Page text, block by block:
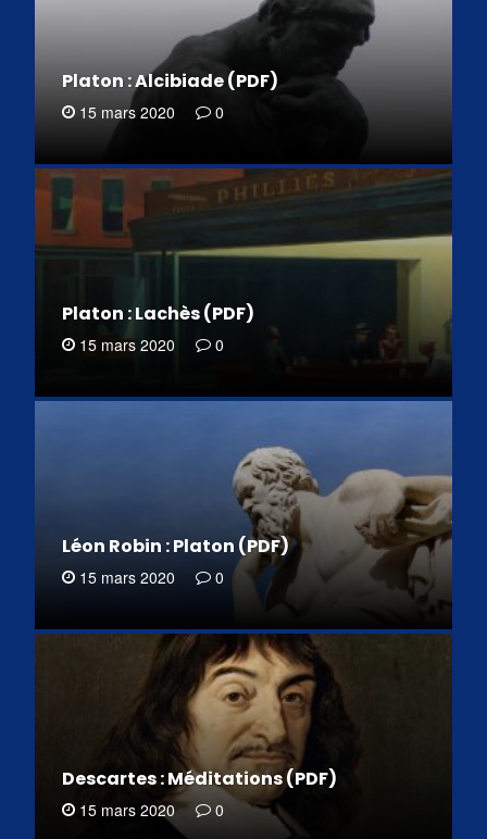
Platon : Alcibiade (PDF)
15 mars 2020 0
Platon : Lachès (PDF)
15 mars 2020 0
Léon Robin : Platon (PDF)
15 mars 2020 0
Descartes : Méditations (PDF)
15 mars 2020 0